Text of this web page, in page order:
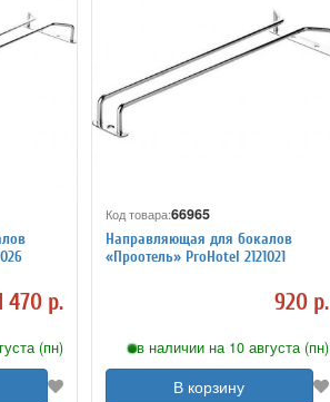
470 р.
(пн)
Код товара:66965
Направляющая для бокалов
«Проотель» ProHotel 2121021
920 р.
в наличии на 10 августа (пн)
В корзину